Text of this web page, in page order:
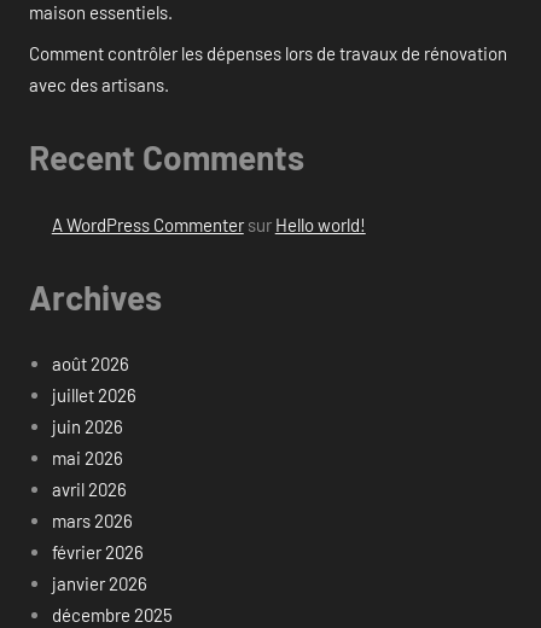
maison essentiels.
Comment contrôler les dépenses lors de travaux de rénovation
avec des artisans.
Recent Comments
A WordPress Commentersur Hello world!
Archives
août 2026
juillet 2026
juin 2026
mai 2026
avril 2026
mars 2026
février 2026
janvier 2026
décembre 2025